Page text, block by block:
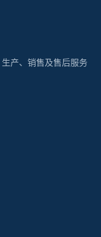
产、销售及售后服务